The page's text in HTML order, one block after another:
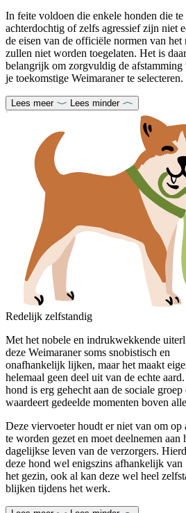
In feite voldoen die enkele honden die te
achterdochtig of zelfs agressief zijn niet
de eisen van de officiële normen van het
zullen niet worden toegelaten. Het is
belangrijk om zorgvuldig de afstamming
je toekomstige Weimaraner te selecteren.
Lees meer Lees minder
Redelijk zelfstandig
Met het nobele en indrukwekkende
deze Weimaraner soms snobistisch en
onafhankelijk lijken, maar het maakt
helemaal geen deel uit van de echte
hond is erg gehecht aan de sociale groep
waardeert gedeelde momenten boven
Deze viervoeter houdt er niet van om op
te worden gezet en moet deelnemen aan
dagelijkse leven van de verzorgers.
deze hond wel enigszins afhankelijk van
het gezin, ook al kan deze wel heel
blijken tijdens het werk.